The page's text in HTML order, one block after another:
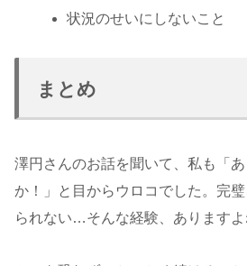
状況のせいにしないこと
まとめ
澤円さんのお話を聞いて、私も「
か！」と目からウロコでした。完
られない…そんな経験、ありますよ